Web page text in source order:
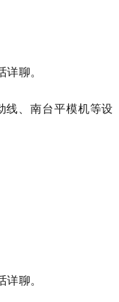
聊。
线 、南台平模机等设
聊。